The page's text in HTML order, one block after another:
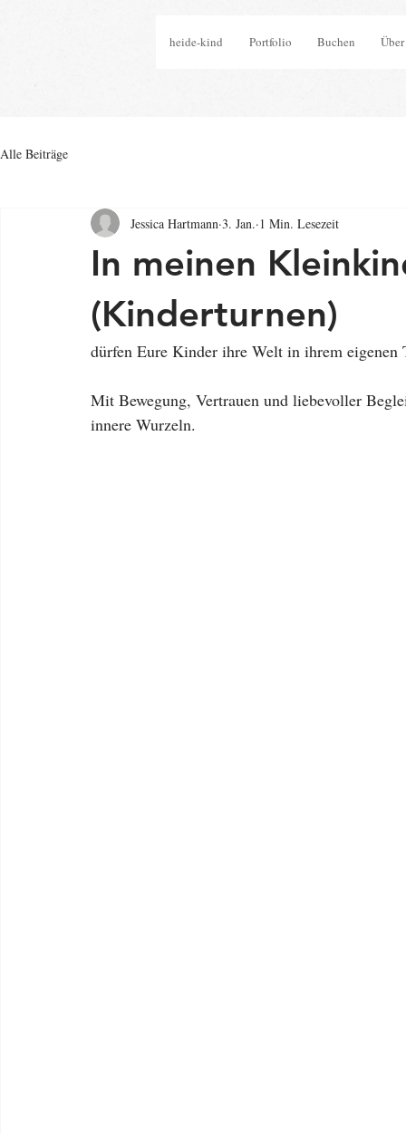
heide-kind Portfolio Buchen
Alle Beiträge
In meinen
(Kinderturnen)
Jessica Hartmann 3. Jan. 1 Min. Lesezeit
dürfen Eure Kinder ihre Welt in ihrem eigenen
Mit Bewegung, Vertrauen und liebevoller
innere Wurzeln.